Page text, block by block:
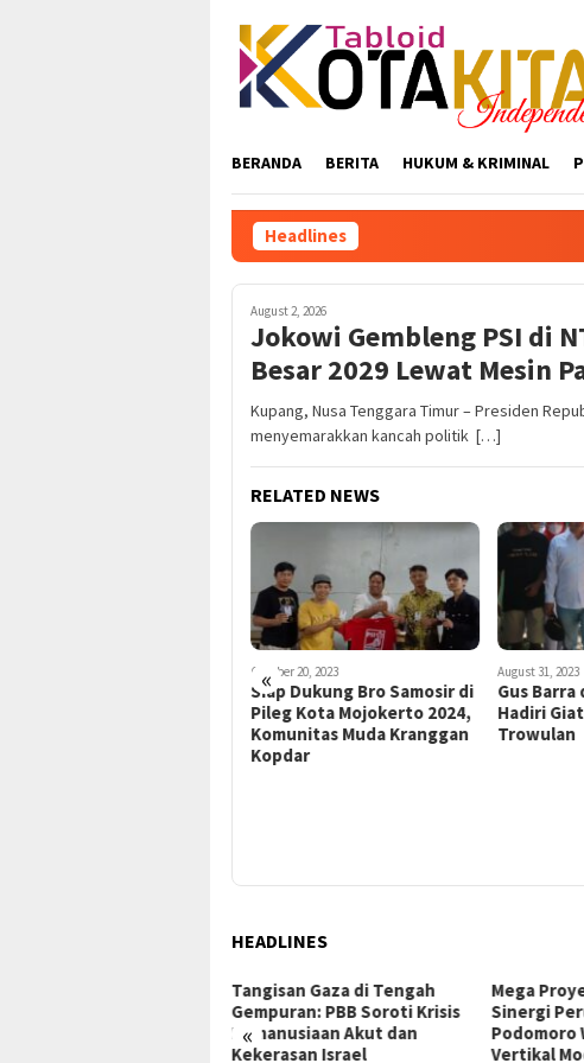
content
BERANDA BERITA HUKUM & KRIMINAL
Headlines
August 2, 2026
Jokowi Gembleng PSI di
Besar 2029 Lewat Mesin
Kupang, Nusa Tenggara Timur – Presiden
menyemarakkan kancah politik […]
RELATED NEWS
«
August 31, 2023
Gus Barra dan Ketua PSI
Hadiri Giat Jalan Santai di
Trowulan
August 15, 2023
“Virus”
HEADLINES
«
Mega Proyek Klender:
Sinergi Perumnas & Agung
Podomoro Wujudkan Hunian
Vertikal Modern
Dari
ke
Inspiratif
Rakyat